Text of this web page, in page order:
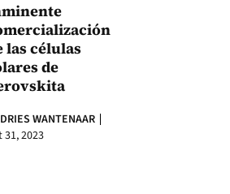
las células
de
WANTENAAR
31, 2023